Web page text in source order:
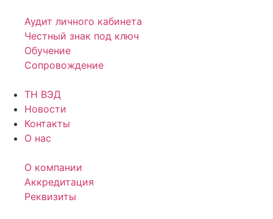
Аудит личного кабинета
Честный знак под ключ
Обучение
Сопровождение
ТН ВЭД
Новости
Контакты
О нас
О компании
Аккредитация
Реквизиты